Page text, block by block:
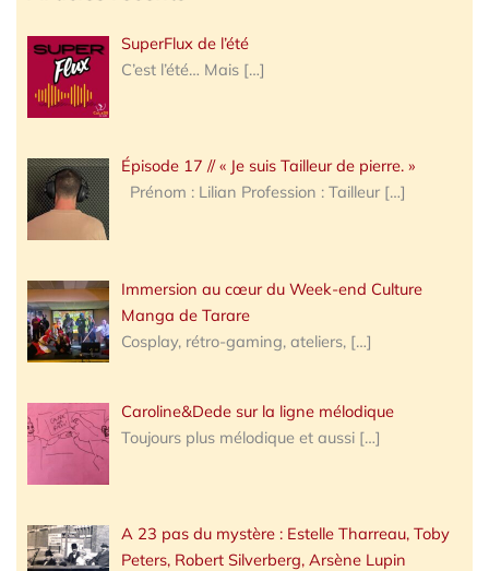
SuperFlux de l’été
C’est l’été… Mais […]
Épisode 17 // « Je suis Tailleur de pierre. »
Prénom : Lilian Profession : Tailleur […]
Immersion au cœur du Week-end Culture
Manga de Tarare
Cosplay, rétro-gaming, ateliers, […]
Caroline&Dede sur la ligne mélodique
Toujours plus mélodique et aussi […]
A 23 pas du mystère : Estelle Tharreau, Toby
Peters, Robert Silverberg, Arsène Lupin